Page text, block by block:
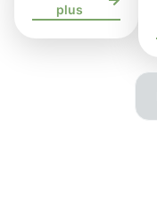
plus